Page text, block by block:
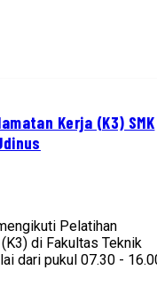
Kerja (K3) SMK
Pelatihan
di Fakultas Teknik
dari pukul 07.30 -